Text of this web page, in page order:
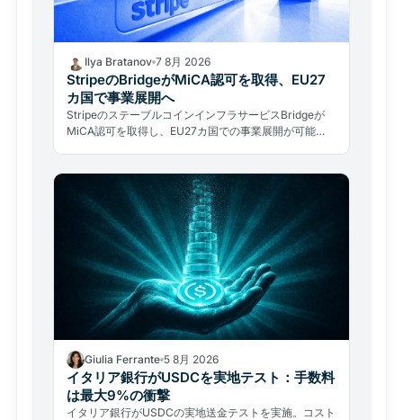
Ilya Bratanov 7 8月 2026
StripeのBridgeがMiCA認可を取得、EU27
カ国で事業展開へ
StripeのステーブルコインインフラサービスBridgeが
MiCA認可を取得し、EU27カ国での事業展開が可能
Giulia Ferrante 5 8月 2026
イタリア銀行がUSDCを実地テスト：手数料
は最大9%の衝撃
イタリア銀行がUSDCの実地送金テストを実施。コスト